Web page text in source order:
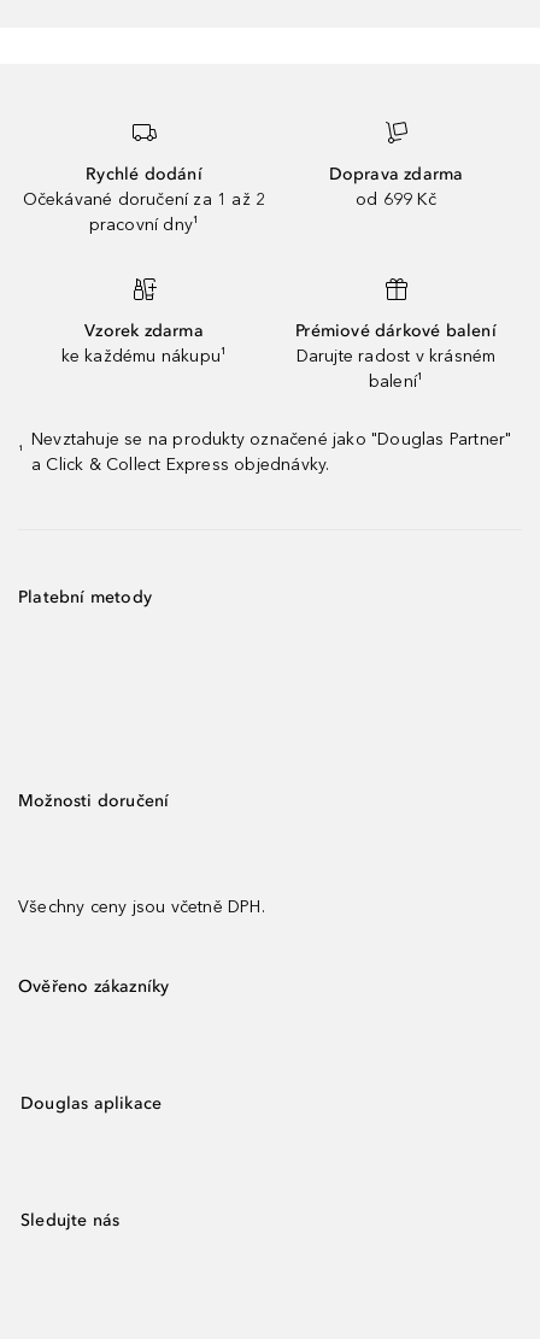
Rychlé dodání
Očekávané doručení za 1 až 2
pracovní dny¹
Doprava zdarma
od 699 Kč
Vzorek zdarma
ke každému nákupu¹
Prémiové dárkové balení
Darujte radost v krásném
balení¹
¹
Nevztahuje se na produkty označené jako "Douglas Partner"
a Click & Collect Express objednávky.
Platební metody
Možnosti doručení
Všechny ceny jsou včetně DPH.
Ověřeno zákazníky
Douglas aplikace
Sledujte nás